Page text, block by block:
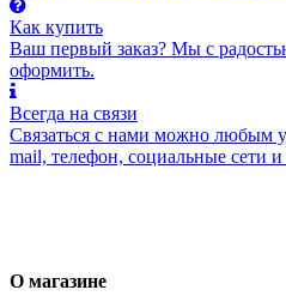
Как купить
Ваш первый заказ? Мы с
оформить.
Всегда на связи
Связаться с нами можно любым
mail, телефон, социальные сети
О магазине